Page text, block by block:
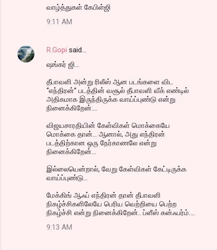
வாழ்த்துகள் கேபிள்ஜி
9:11 AM
R.Gopi said…
ஷங்கர் ஜி...
தீபாவளி அன்று ரிலீஸ் ஆன படங்களை விட
“எந்திரன்” படத்தின் வசூல் தீபாவளி வீக் எண்டில்
அதிகமாக இருந்திருக்க வாய்ப்புண்டு என்று
நினைக்கிறேன்....
விஜயசாரதியின் கேள்விகள் மொக்கையே
மொக்கை தான்... ஆனால், அது எந்திரன்
படத்திற்கான ஒரு நேர்காணலே என்று
நினைக்கிறேன்...
இல்லையென்றால், வேறு கேள்விகள் கேட்டிருக்க
வாய்ப்புண்டு...
மேக்கிங் ஆஃப் எந்திரன் தான் தீபாவளி
நிகழ்ச்சிகளிலேயே பெரிய வெற்றியை பெற்ற
நிகழ்ச்சி என்று நினைக்கிறேன்.. ப்ளீஸ் கன்ஃபர்ம்....
9:13 AM